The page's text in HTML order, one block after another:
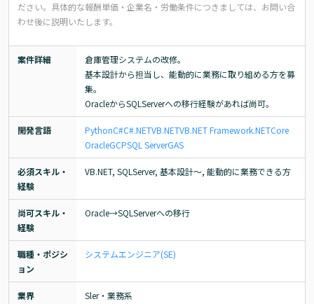
ださい。 具体的な報酬単価・企業名・労働条件につきましては、お問い合
わせ後に説明いたします。
案件詳細
倉庫管理システムの改修。
基本設計から担当し、能動的に業務に取り組める方を募
集。
OracleからSQLServerへの移行経験があれば尚可。
開発言語 PythonC#C#.NETVB.NETVB.NET Framework.NETCore
OracleGCPSQL ServerGAS
必須スキル・
経験
VB.NET, SQLServer, 基本設計～, 能動的に業務できる方
尚可スキル・
経験
Oracle→SQLServerへの移行
職種・ポジシ
ョン
システムエンジニア(SE)
業界 Sler・業務系